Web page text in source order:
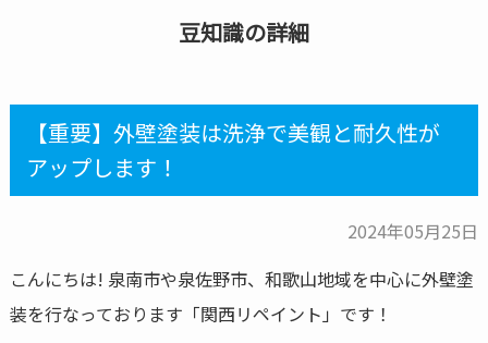
豆知識の詳細
【重要】外壁塗装は洗浄で美観と耐久性が
アップします！
2024年05月25日
こんにちは! 泉南市や泉佐野市、和歌山地域を中心に外壁塗
装を行なっております「関西リペイント」です！